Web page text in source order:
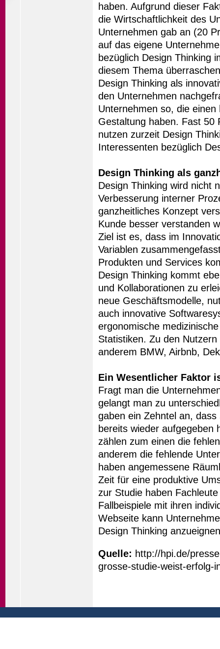
haben. Aufgrund dieser
die Wirtschaftlichkeit des
Unternehmen gab an (20
auf das eigene
bezüglich Design Thinking
diesem Thema
Design Thinking als
den Unternehmen
Unternehmen so, die
Gestaltung haben. Fast 50
nutzen zurzeit Design
Interessenten bezüglich
Design Thinking als
Design Thinking wird nicht
Verbesserung interner
ganzheitliches Konzept
Kunde besser verstanden
Ziel ist es, dass im
Variablen
Produkten und Services
Design Thinking kommt
und Kollaborationen zu
neue Geschäftsmodelle,
auch innovative
ergonomische
Statistiken. Zu den
anderem BMW, Airbnb,
Ein Wesentlicher Faktor
Fragt man die
gelangt man zu
gaben ein Zehntel an,
bereits wieder aufgegeben
zählen zum einen die
anderem die fehlende
haben angemessene
Zeit für eine produktive
zur Studie haben
Fallbeispiele mit ihren
Webseite kann
Design Thinking
Quelle: http://hpi.de/
grosse-studie-weist-erfolg-